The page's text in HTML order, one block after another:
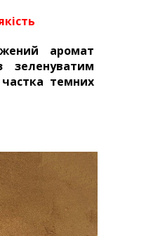
аромат
зеленуватим
темних